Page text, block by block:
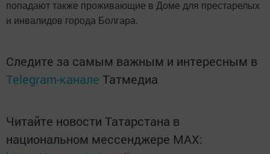
попадают также проживающие в Доме для престарелых
и инвалидов города Болгара.
Следите за самым важным и интересным в
Telegram-канале Татмедиа
Читайте новости Татарстана в
национальном мессенджере MАХ: